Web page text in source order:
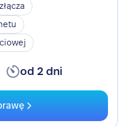
od 2 dni